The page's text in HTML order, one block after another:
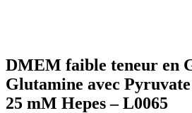
DMEM faible teneur en
Glutamine avec
25 mM Hepes – L0065